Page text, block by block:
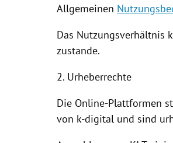
Allgemeinen
Das Nutzungsverhältnis
zustande.
2. Urheberrechte
Die Online-Plattformen
von k-digital und sind